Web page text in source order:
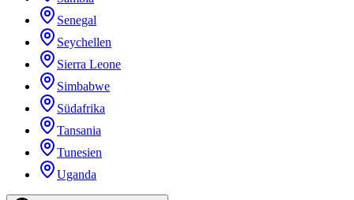
Senegal
Seychellen
Sierra Leone
Simbabwe
Südafrika
Tansania
Tunesien
Uganda